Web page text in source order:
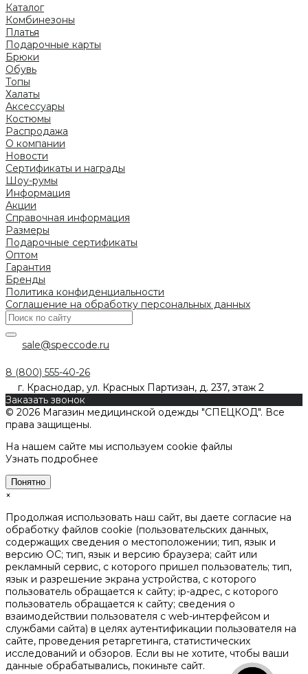
Каталог
Комбинезоны
Платья
Подарочные карты
Брюки
Обувь
Топы
Халаты
Аксессуары
Костюмы
Распродажа
О компании
Новости
Сертификаты и награды
Шоу-румы
Информация
Акции
Справочная информация
Размеры
Подарочные сертификаты
Оптом
Гарантия
Бренды
Политика конфиденциальности
Соглашение на обработку персональных данных
sale@speccode.ru
8 (800) 555-40-26
г. Краснодар, ул. Красных Партизан, д. 237, этаж 2
Заказать звонок
© 2026 Магазин медицинской одежды "СПЕЦКОД". Все
права защищены.
На нашем сайте мы используем cookie файлы
Узнать подробнее
Понятно
×
Продолжая использовать наш сайт, вы даете согласие на
обработку файлов cookie (пользовательских данных,
содержащих сведения о местоположении; тип, язык и
версию ОС; тип, язык и версию браузера; сайт или
рекламный сервис, с которого пришел пользователь; тип,
язык и разрешение экрана устройства, с которого
пользователь обращается к сайту; ip-адрес, с которого
пользователь обращается к сайту; сведения о
взаимодействии пользователя с web-интерфейсом и
службами сайта) в целях аутентификации пользователя на
сайте, проведения ретаргетинга, статистических
исследований и обзоров. Если вы не хотите, чтобы ваши
данные обрабатывались, покиньте сайт.